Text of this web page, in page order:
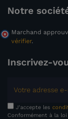
Notre
Marchand
vérifier.
Inscrivez-
J'accepte les
Conformément à la